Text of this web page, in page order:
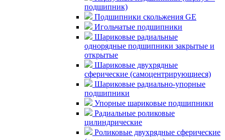
подшипник)
Подшипники скольжения GE
Игольчатые подшипники
Шариковые радиальные
однорядные подшипники закрытые и
открытые
Шариковые двухрядные
сферические (самоцентрирующиеся)
Шариковые радиально-упорные
подшипники
Упорные шариковые подшипники
Радиальные роликовые
цилиндрические
Роликовые двухрядные сферические